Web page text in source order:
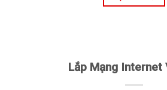
Lắp Mạng Internet